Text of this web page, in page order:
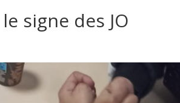
signe des JO